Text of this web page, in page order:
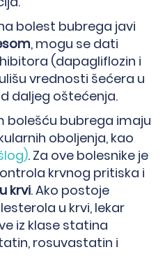
bolest bubrega javi
, mogu se dati
(dapagliflozin i
vrednosti šećera u
daljeg oštećenja.
bolešću bubrega imaju
oboljenja, kao
. Za ove bolesnike je
krvnog pritiska i
krvi. Ako postoje
u krvi, lekar
iz klase statina
rosuvastatin i